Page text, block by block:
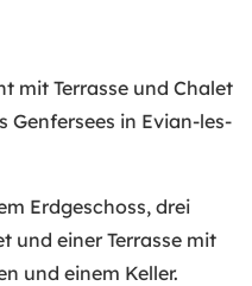
mit Terrasse und Chalet
Genfersees in Evian-les-
Erdgeschoss, drei
und einer Terrasse mit
und einem Keller.